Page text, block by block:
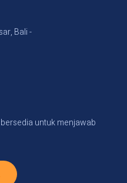
Bali -
untuk menjawab